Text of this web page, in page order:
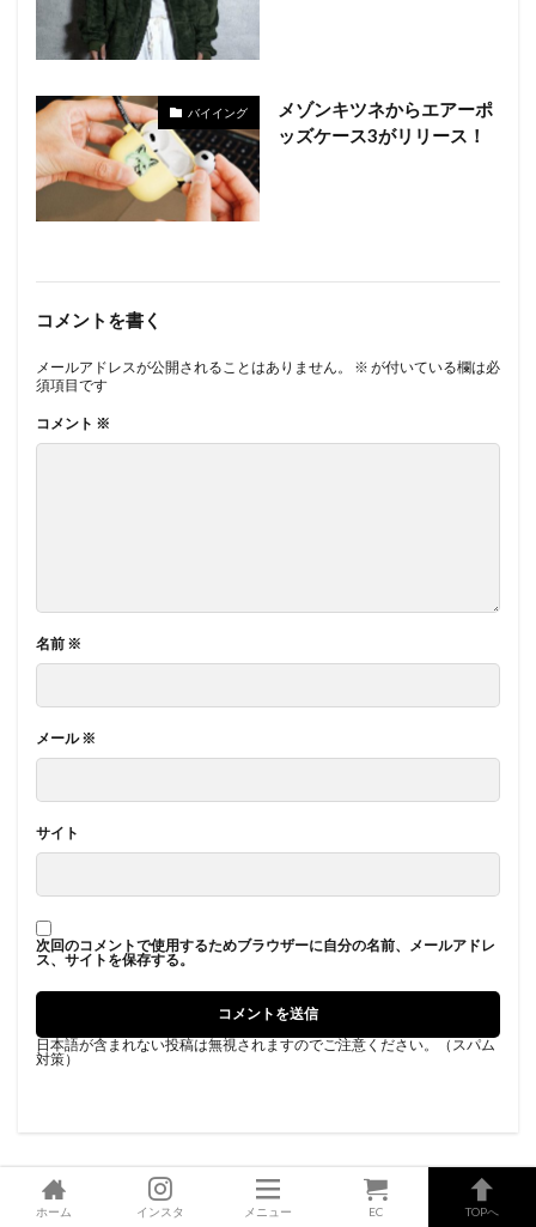
バイイング
メゾンキツネからエアーポ
ッズケース3がリリース！
コメントを書く
メールアドレスが公開されることはありません。 ※ が付いている欄は必
須項目です
コメント ※
名前 ※
メール※
サイト
次回のコメントで使用するためブラウザーに自分の名前、メールアドレ
ス、サイトを保存する。
日本語が含まれない投稿は無視されますのでご注意ください。（スパム
対策）
ホーム インスタ メニュー EC TOPへ